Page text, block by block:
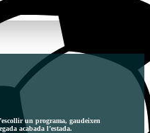
un programa, gaudeixen
acabada l’estada.